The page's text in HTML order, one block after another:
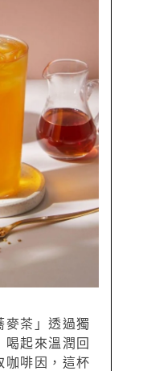
麥茶」透過獨
起來溫潤回
咖啡因，這杯